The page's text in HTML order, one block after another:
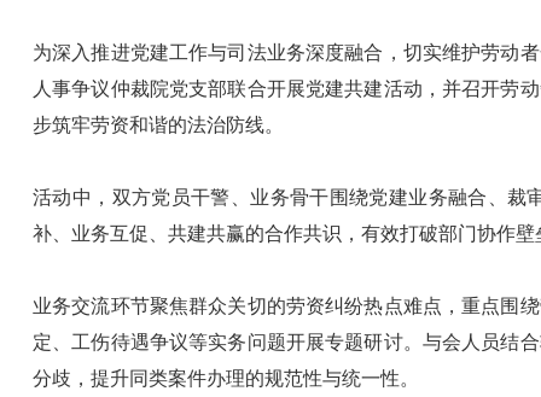
为深入推进党建工作与司法业务深度融合，切实维护劳动
人事争议仲裁院党支部联合开展党建共建活动，并召开劳
步筑牢劳资和谐的法治防线。
活动中，双方党员干警、业务骨干围绕党建业务融合、
补、业务互促、共建共赢的合作共识，有效打破部门协作
业务交流环节聚焦群众关切的劳资纠纷热点难点，重点围
定、工伤待遇争议等实务问题开展专题研讨。与会人员结
分歧，提升同类案件办理的规范性与统一性。